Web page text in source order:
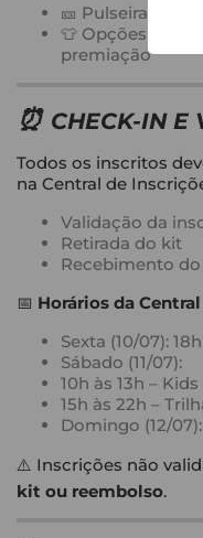
🎫 Pulseira extra
👕 Opções Kids
premiação
⏰ CHECK-IN E
Todos os inscritos
na Central de
Validação da
Retirada do kit
Recebimento
📅 Horários da
Sexta (10/07):
Sábado (11/07):
10h às 13h –
15h às 22h –
Domingo (12/
⚠️ Inscrições não
kit ou reembolso.